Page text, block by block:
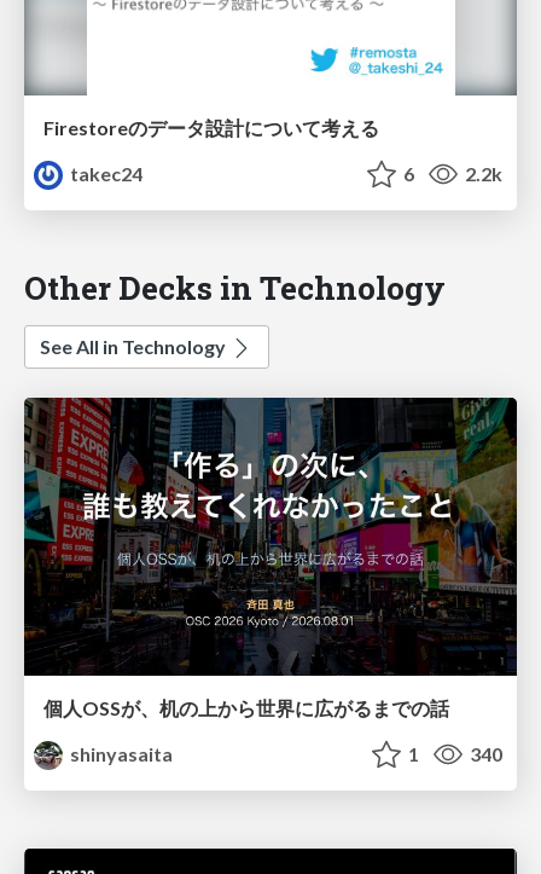
Firestoreのデータ設計について考える
takec24
6 2.2k
Other Decks in Technology
See All in Technology
個人OSSが、机の上から世界に広がるまでの話
shinyasaita
1 340